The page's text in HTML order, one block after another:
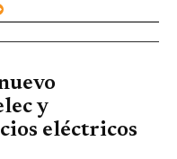
y
eléctricos